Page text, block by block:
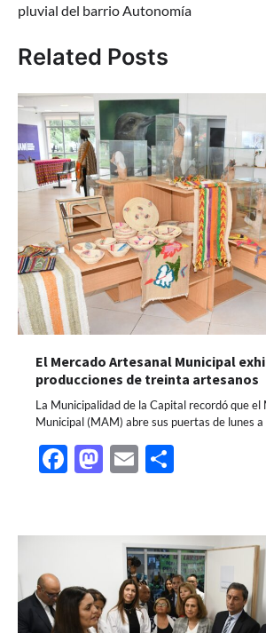
pluvial del barrio Autonomía
Related Posts
El Mercado Artesanal Municipal
producciones de treinta artesanos
La Municipalidad de la Capital recordó que
Municipal (MAM) abre sus puertas de lunes
Facebook
Mastodon
Email